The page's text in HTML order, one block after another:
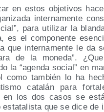
en estos obje­ti­vos
inter­na­men­te
, para uti­li­zar la
es el com­po­nen­te
que inter­na­men­te le da
de la mone­da .
la
agen­da social
en
como tam­bién lo ha
cata­lán para
en los dos casos se
esta­ta­lis­ta que se dice de